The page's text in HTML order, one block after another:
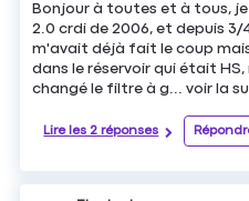
Bonjour à toutes et à tous,
2.0 crdi de 2006, et depuis 3/
m'avait déjà fait le coup
dans le réservoir qui était
changé le filtre à g...voir la
Lire les 2 réponses